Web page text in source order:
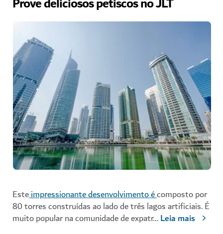
Esteimpressionante desenvolvimento écomposto por
80 torres construídas ao lado de três lagos artificiais. É
muito popular na comunidade de expatr...Leia mais